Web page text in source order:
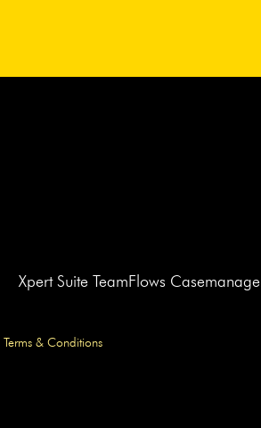
Xpert Suite TeamFlows
Terms & Conditions